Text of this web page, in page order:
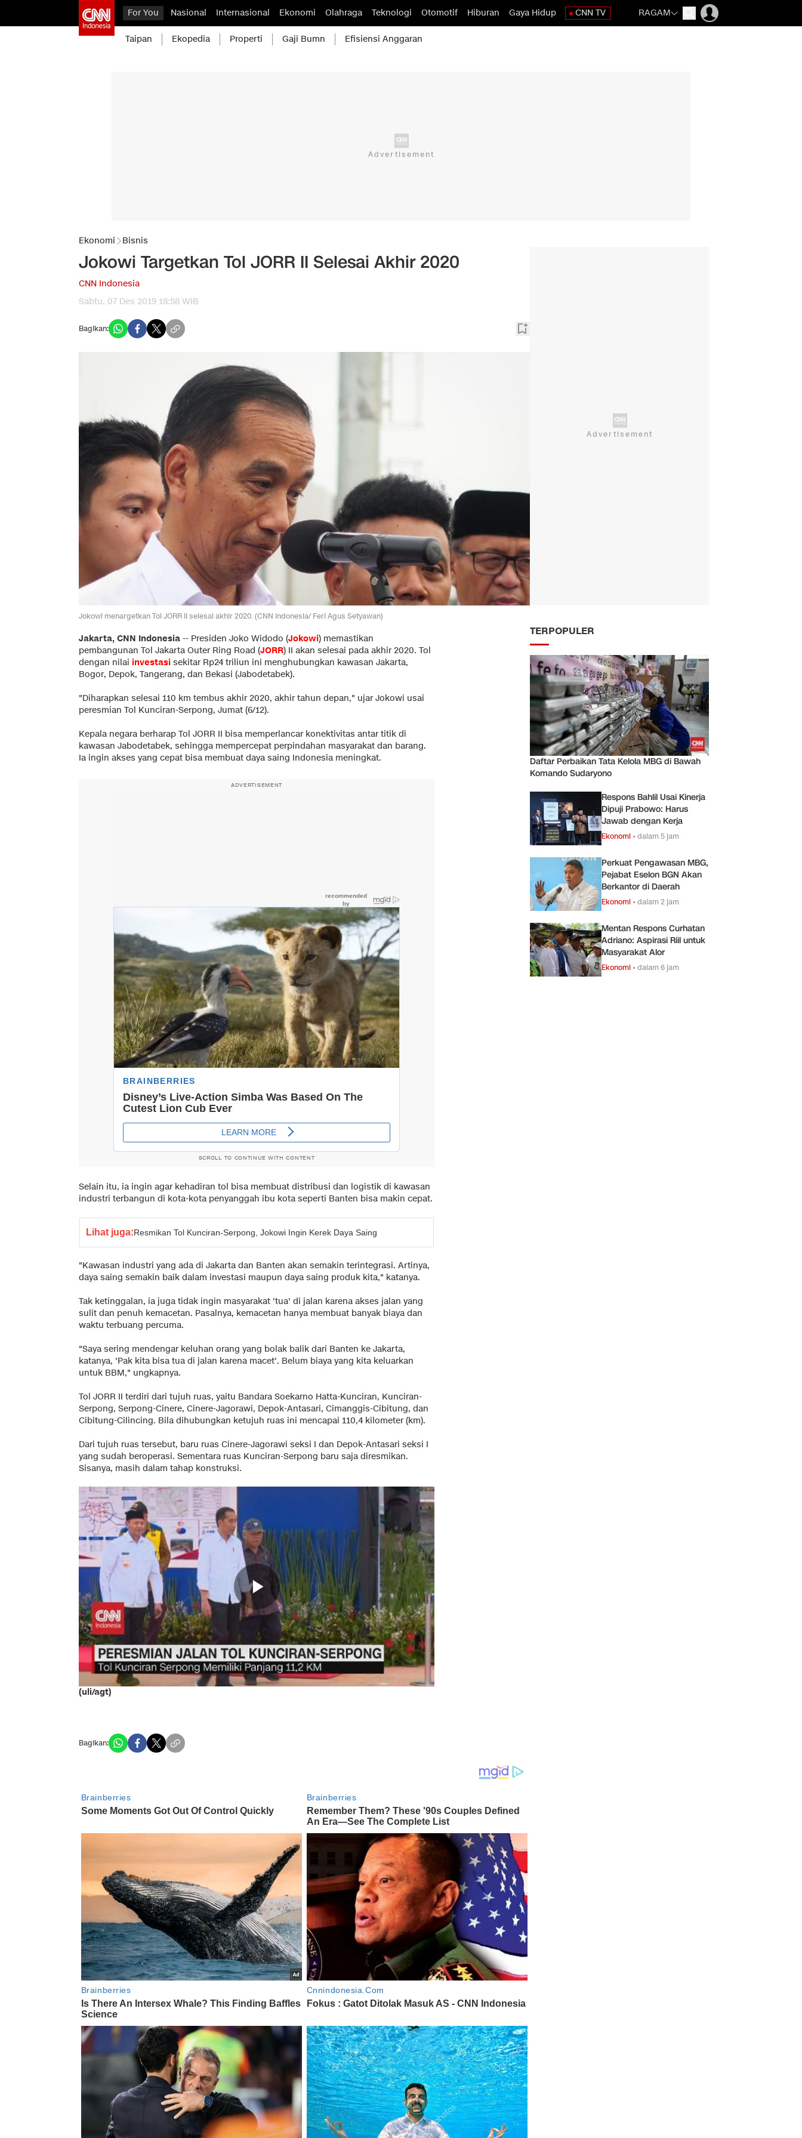
For You Nasional Internasional Ekonomi Olahraga Teknologi Otomotif Hiburan Gaya Hidup CNN TV RAGAM
Taipan Ekopedia Properti Gaji Bumn Efisiensi Anggaran
Ekonomi Bisnis
Jokowi Targetkan Tol JORR II Selesai Akhir 2020
CNN Indonesia
Sabtu, 07 Des 2019 18:58 WIB
Bagikan:
Jokowi menargetkan Tol JORR II selesai akhir 2020. (CNN Indonesia/ Feri Agus Setyawan)
Jakarta, CNN Indonesia -- Presiden Joko Widodo (Jokowi) memastikan
pembangunan Tol Jakarta Outer Ring Road (JORR) II akan selesai pada akhir 2020. Tol
dengan nilai investasi sekitar Rp24 triliun ini menghubungkan kawasan Jakarta,
Bogor, Depok, Tangerang, dan Bekasi (Jabodetabek).
"Diharapkan selesai 110 km tembus akhir 2020, akhir tahun depan," ujar Jokowi usai
peresmian Tol Kunciran-Serpong, Jumat (6/12).
Kepala negara berharap Tol JORR II bisa memperlancar konektivitas antar titik di
kawasan Jabodetabek, sehingga mempercepat perpindahan masyarakat dan barang.
Ia ingin akses yang cepat bisa membuat daya saing Indonesia meningkat.
ADVERTISEMENT
SCROLL TO CONTINUE WITH CONTENT
Selain itu, ia ingin agar kehadiran tol bisa membuat distribusi dan logistik di kawasan
industri terbangun di kota-kota penyanggah ibu kota seperti Banten bisa makin cepat.
Lihat juga:Resmikan Tol Kunciran-Serpong, Jokowi Ingin Kerek Daya Saing
"Kawasan industri yang ada di Jakarta dan Banten akan semakin terintegrasi. Artinya,
daya saing semakin baik dalam investasi maupun daya saing produk kita," katanya.
Tak ketinggalan, ia juga tidak ingin masyarakat 'tua' di jalan karena akses jalan yang
sulit dan penuh kemacetan. Pasalnya, kemacetan hanya membuat banyak biaya dan
waktu terbuang percuma.
"Saya sering mendengar keluhan orang yang bolak balik dari Banten ke Jakarta,
katanya, 'Pak kita bisa tua di jalan karena macet'. Belum biaya yang kita keluarkan
untuk BBM," ungkapnya.
Tol JORR II terdiri dari tujuh ruas, yaitu Bandara Soekarno Hatta-Kunciran, Kunciran-
Serpong, Serpong-Cinere, Cinere-Jagorawi, Depok-Antasari, Cimanggis-Cibitung, dan
Cibitung-Cilincing. Bila dihubungkan ketujuh ruas ini mencapai 110,4 kilometer (km).
Dari tujuh ruas tersebut, baru ruas Cinere-Jagorawi seksi I dan Depok-Antasari seksi I
yang sudah beroperasi. Sementara ruas Kunciran-Serpong baru saja diresmikan.
Sisanya, masih dalam tahap konstruksi.
(uli/agt)
Bagikan:
TERPOPULER
Daftar Perbaikan Tata Kelola MBG di Bawah
Komando Sudaryono
Respons Bahlil Usai Kinerja
Dipuji Prabowo: Harus
Jawab dengan Kerja
Ekonomi •dalam 5 jam
Perkuat Pengawasan MBG,
Pejabat Eselon BGN Akan
Berkantor di Daerah
Ekonomi •dalam 2 jam
Mentan Respons Curhatan
Adriano: Aspirasi Riil untuk
Masyarakat Alor
Ekonomi •dalam 6 jam